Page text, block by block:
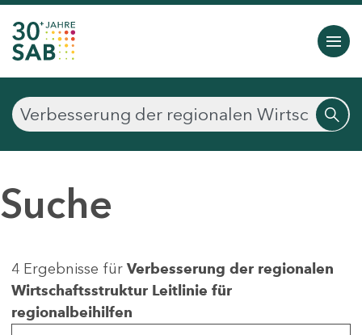
Suche
4 Ergebnisse für Verbesserung der regionalen
Wirtschaftsstruktur Leitlinie für
regionalbeihilfen